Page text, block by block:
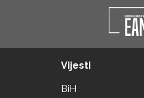
Vijesti
BiH